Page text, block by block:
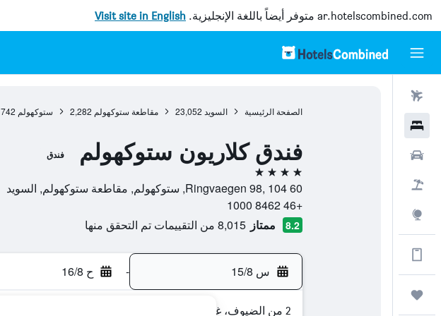
ar.hotelscombined.com متوفر أيضاً باللغة الإنجليزية. Visit site in English
الحصول على المزيد على التطبيق
الصفحة الرئيسية السويد 23,052 مقاطعة ستوكهولم 2,282 ستوكهولم 742
فندق كلاريون ستوكهولم فندق
4 نجوم
Ringvaegen 98, 104 60, ستوكهولم, مقاطعة ستوكهولم, السويد
+46 8462 1000
8.2 ممتاز 8,015 من التقييمات تم التحقق منها
س 15/8 - ح 16/8
2 من الضيوف، غرفة واحدة